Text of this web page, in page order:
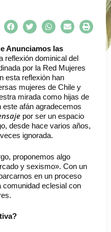
Anunciamos las
reflexión dominical del
por la Red Mujeres
esta reflexión han
mujeres de Chile y
mirada como hijas de
afán agradecemos
por ser un espacio
desde hace varios años,
ignorada.
proponemos algo
y sexismo». Con un
en un proceso
comunidad eclesial con